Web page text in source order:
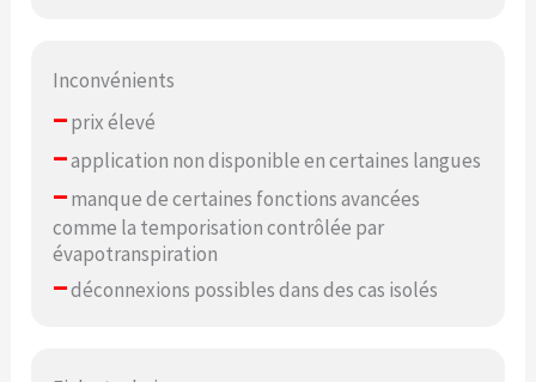
Inconvénients
–prix élevé
–application non disponible en certaines langues
–manque de certaines fonctions avancées
comme la temporisation contrôlée par
évapotranspiration
–déconnexions possibles dans des cas isolés